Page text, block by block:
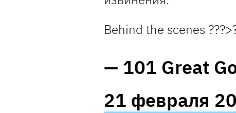
Behind the scenes
— 101 Great
21 февраля